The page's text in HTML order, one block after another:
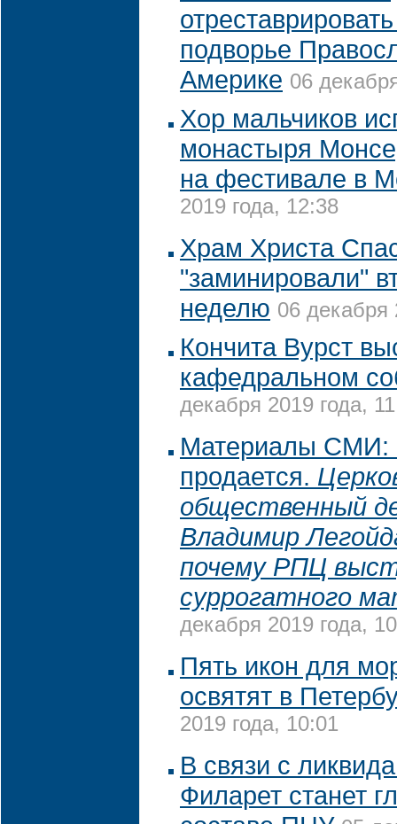
подворье
Америке 06
Хор мальчиков
монастыря
на фестивале в
2019 года, 12:38
Храм Христа
"заминировали"
неделю 06 декабря
Кончита Вурст
кафедральном
декабря 2019 года,
Материалы СМИ:
продается.
общественный
Владимир
почему РПЦ
суррогатного
декабря 2019 года,
Пять икон для
освятят в
2019 года, 10:01
В связи с
Филарет станет